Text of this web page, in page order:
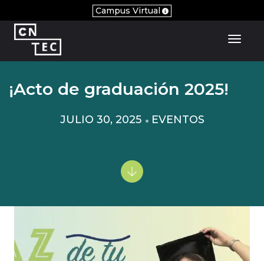
Campus Virtual
¡Acto de graduación 2025!
JULIO 30, 2025 EVENTOS